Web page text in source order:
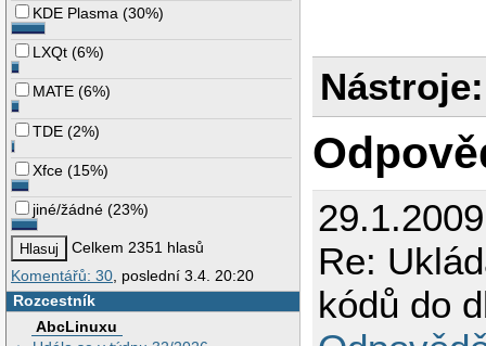
KDE Plasma (30%)
LXQt (6%)
MATE (6%)
TDE (2%)
Xfce (15%)
jiné/žádné (23%)
Celkem 2351 hlasů
Komentářů: 30 , poslední 3.4. 20:20
Rozcestník
AbcLinuxu
Nástroje:
Re:
kódů do